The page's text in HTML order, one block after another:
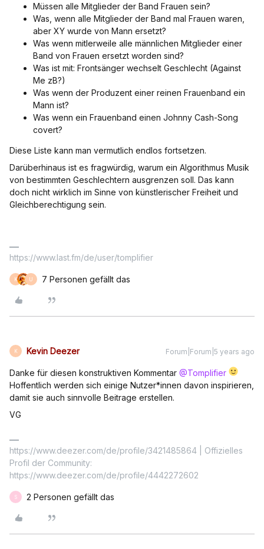
Müssen alle Mitglieder der Band Frauen sein?
Was, wenn alle Mitglieder der Band mal Frauen waren,
aber XY wurde von Mann ersetzt?
Was wenn mitlerweile alle männlichen Mitglieder einer
Band von Frauen ersetzt worden sind?
Was ist mit: Frontsänger wechselt Geschlecht (Against
Me zB?)
Was wenn der Produzent einer reinen Frauenband ein
Mann ist?
Was wenn ein Frauenband einen Johnny Cash-Song
covert?
Diese Liste kann man vermutlich endlos fortsetzen.
Darüberhinaus ist es fragwürdig, warum ein Algorithmus Musik
von bestimmten Geschlechtern ausgrenzen soll. Das kann
doch nicht wirklich im Sinne von künstlerischer Freiheit und
Gleichberechtigung sein.
https://www.last.fm/de/user/tomplifier
K 7 Personen gefällt das
K Kevin Deezer Forum|Forum|5 years ago
Danke für diesen konstruktiven Kommentar @Tomplifier
Hoffentlich werden sich einige Nutzer*innen davon inspirieren,
damit sie auch sinnvolle Beitrage erstellen.
VG
https://www.deezer.com/de/profile/3421485864 | Offizielles
Profil der Community:
https://www.deezer.com/de/profile/4442272602
S 2 Personen gefällt das